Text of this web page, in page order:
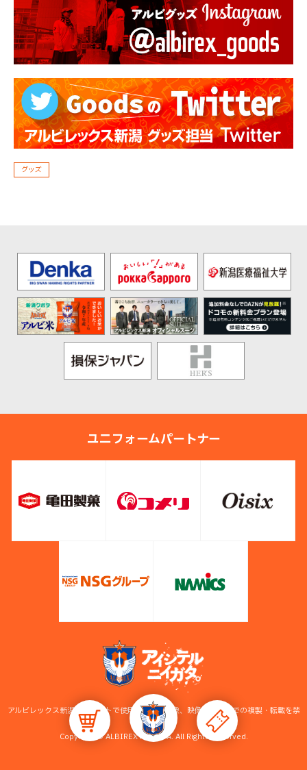
グッズ
ユニフォームパートナー
アルビレックス新潟公式サイトで使用している画像、映像等の無断での複製・転載を禁
止します。
Copyright © ALBIREX NIIGATA. All Rights Reserved.